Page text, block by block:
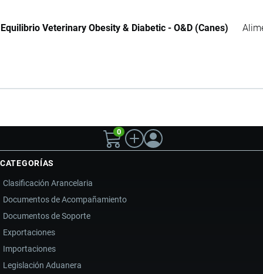
Equilibrio Veterinary Obesity & Diabetic - O&D (Canes)
0
CATEGORÍAS
Clasificación Arancelaria
Documentos de Acompañamiento
Documentos de Soporte
Exportaciones
Importaciones
Legislación Aduanera